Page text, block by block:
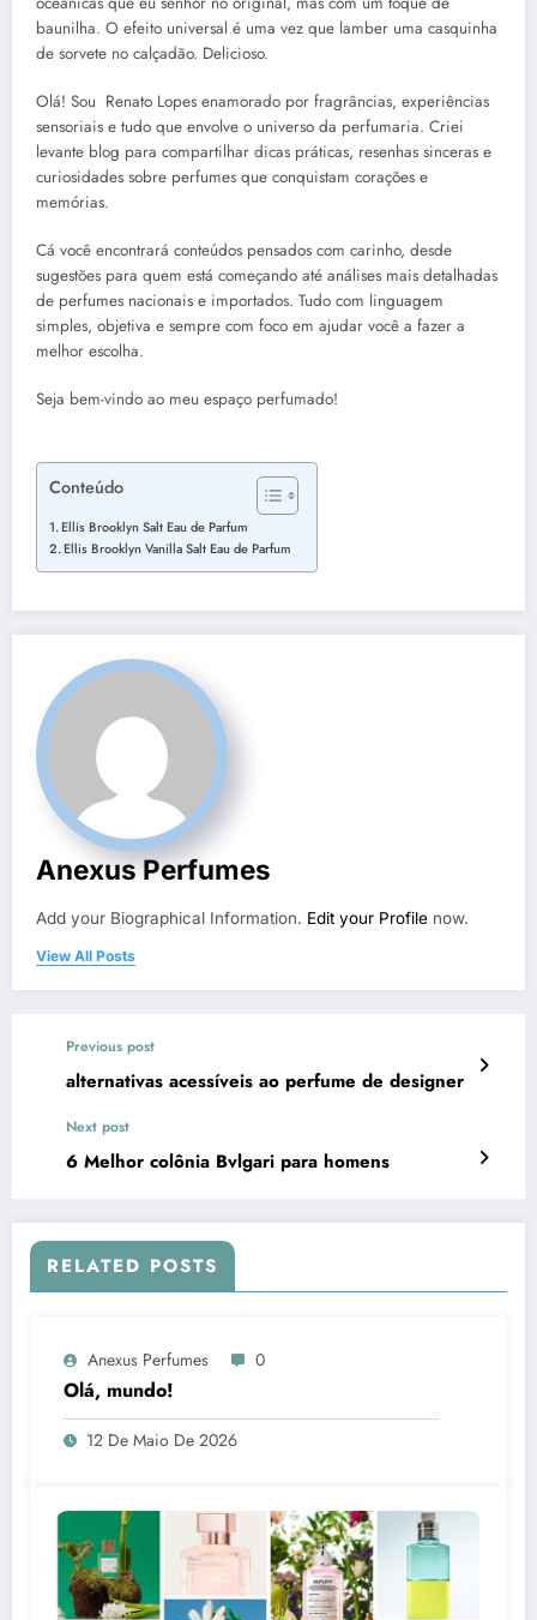
baunilha. O efeito universal é uma vez que lamber uma casquinha
de sorvete no calçadão. Delicioso.
Olá! Sou Renato Lopes enamorado por fragrâncias, experiências
sensoriais e tudo que envolve o universo da perfumaria. Criei
levante blog para compartilhar dicas práticas, resenhas sinceras e
curiosidades sobre perfumes que conquistam corações e
memórias.
Cá você encontrará conteúdos pensados com carinho, desde
sugestões para quem está começando até análises mais detalhadas
de perfumes nacionais e importados. Tudo com linguagem
simples, objetiva e sempre com foco em ajudar você a fazer a
melhor escolha.
Seja bem-vindo ao meu espaço perfumado!
Conteúdo
Ellis Brooklyn Salt Eau de Parfum
Ellis Brooklyn Vanilla Salt Eau de Parfum
Anexus Perfumes
Add your Biographical Information. Edit your Profile now.
View All Posts
Previous post
alternativas acessíveis ao perfume de designer
Next post
6 Melhor colônia Bvlgari para homens
RELATED POSTS
Anexus Perfumes 0
Olá, mundo!
12 De Maio De 2026